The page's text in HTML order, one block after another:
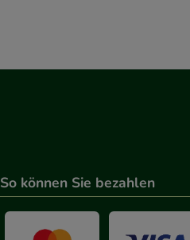
So können Sie bezahlen